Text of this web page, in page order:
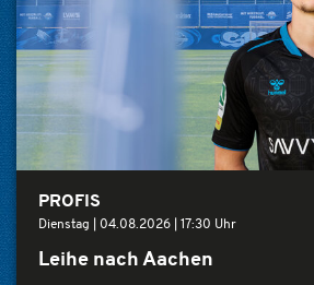
PROFIS
Dienstag | 04.08.2026 | 17:30 Uhr
Leihe nach Aachen